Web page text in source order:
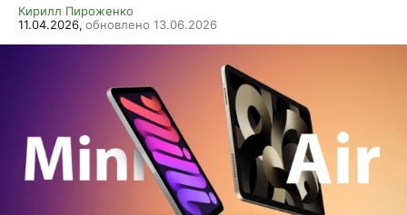
Кирилл Пироженко
11.04.2026, обновлено 13.06.2026